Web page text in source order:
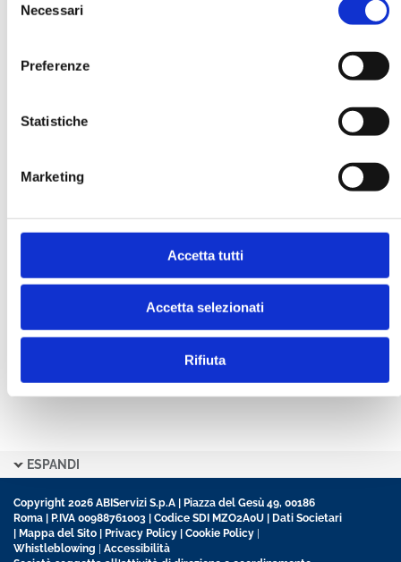
delNecessari
Preferenze
Statistiche
Marketing
Accetta tutti
Accetta selezionati
Rifiuta
AZIENDA
FUNZIONE AZIENDALE
Ho letto e accetto l’informativa sulla
Ho preso visione delleCondizioni Generalidi
contratto disciplinanti il sito
ESPANDI
Copyright 2026 ABIServizi S.p.A | Piazza del Gesù 49, 00186
Roma | P.IVA 00988761003 | Codice SDI MZO2A0U | Dati Societari
| Mappa del Sito | Privacy Policy | Cookie Policy |
Whistleblowing | Accessibilità